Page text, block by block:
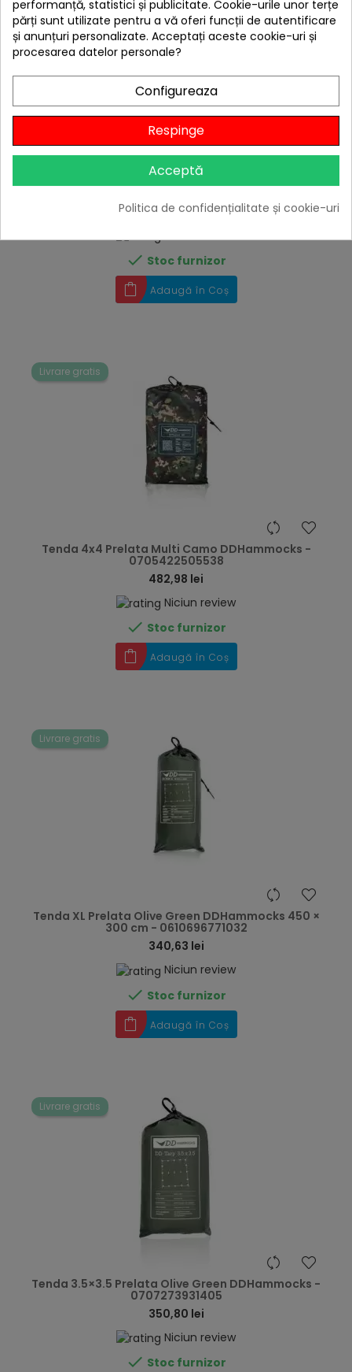
101,68 lei
Niciun review
 Stoc furnizor
Adaugă în Coș
Livrare gratis
Tenda 4x4 Prelata Multi Camo DDHammocks -
0705422505538
482,98 lei
Niciun review
 Stoc furnizor
Adaugă în Coș
Livrare gratis
Tenda XL Prelata Olive Green DDHammocks 450 ×
300 cm - 0610696771032
340,63 lei
Niciun review
 Stoc furnizor
Adaugă în Coș
Livrare gratis
Tenda 3.5×3.5 Prelata Olive Green DDHammocks -
0707273931405
350,80 lei
Niciun review
 Stoc furnizor
performanță, statistici și publicitate. Cookie-urile unor terțe
părți sunt utilizate pentru a vă oferi funcții de autentificare
și anunțuri personalizate. Acceptați aceste cookie-uri și
procesarea datelor personale?
Configureaza
Respinge
Acceptă
Politica de confidențialitate și cookie-uri